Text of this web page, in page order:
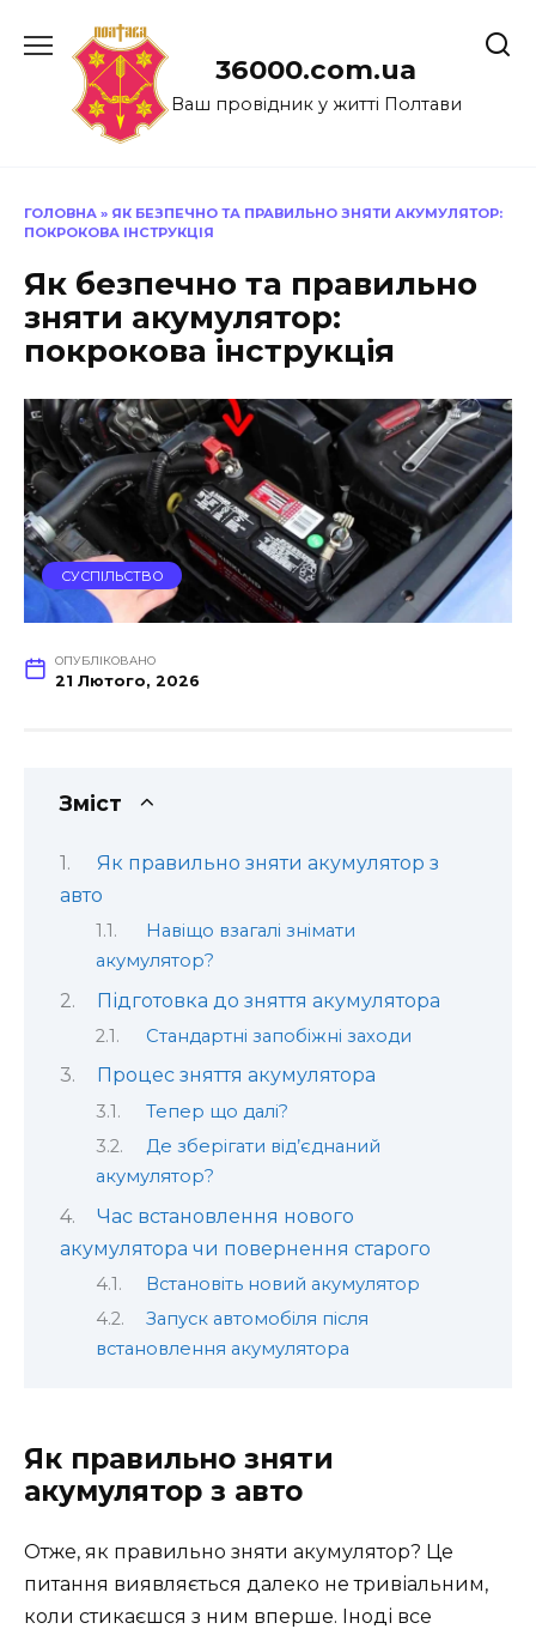
до
36000.com.ua
Ваш провідник у житті Полтави
ГОЛОВНА » ЯК БЕЗПЕЧНО ТА ПРАВИЛЬНО ЗНЯТИ АКУМУЛЯТОР:
ПОКРОКОВА ІНСТРУКЦІЯ
Як безпечно та правильно
зняти акумулятор:
покрокова інструкція
СУСПІЛЬСТВО
ОПУБЛІКОВАНО
21 Лютого, 2026
Зміст
Як правильно зняти акумулятор з
авто
Навіщо взагалі знімати
акумулятор?
Підготовка до зняття акумулятора
Стандартні запобіжні заходи
Процес зняття акумулятора
Тепер що далі?
Де зберігати від’єднаний
акумулятор?
Час встановлення нового
акумулятора чи повернення старого
Встановіть новий акумулятор
Запуск автомобіля після
встановлення акумулятора
Як правильно зняти
акумулятор з авто
Отже, як правильно зняти акумулятор? Це
питання виявляється далеко не тривіальним,
коли стикаєшся з ним вперше. Іноді все